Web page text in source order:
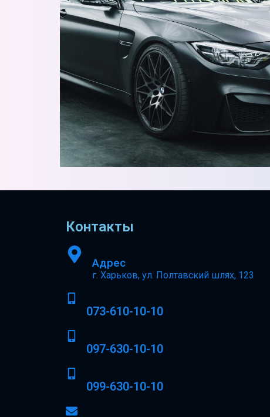
Контакты
Адрес
г. Харьков, ул. Полтавский шлях, 123
073-610-10-10
097-630-10-10
099-630-10-10